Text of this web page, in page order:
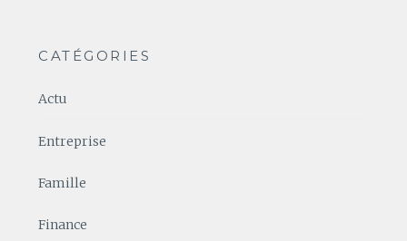
CATÉGORIES
Actu
Entreprise
Famille
Finance